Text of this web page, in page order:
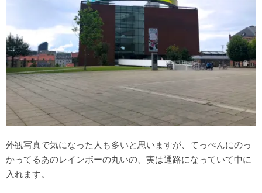
外観写真で気になった人も多いと思いますが、てっぺんにのっ
かってるあのレインボーの丸いの、実は通路になっていて中に
入れます。